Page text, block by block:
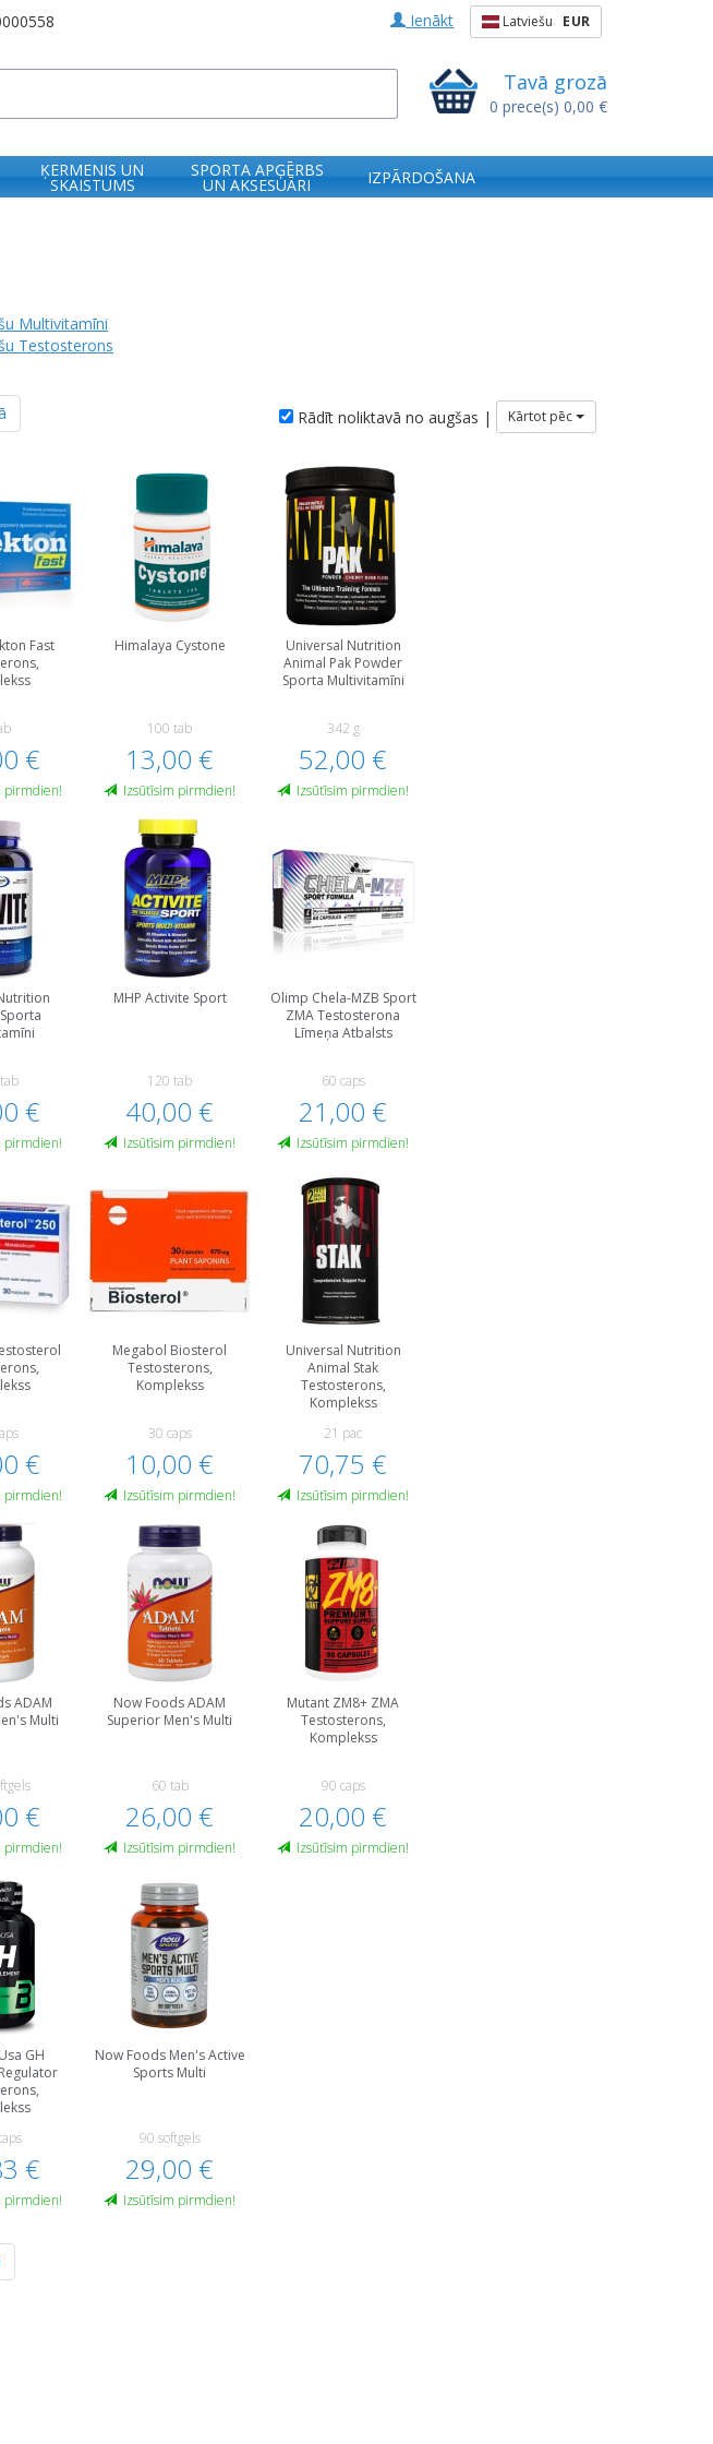
Ienākt Latviešu EUR
Tavā grozā
0 prece(s) 0,00 €
ĶERMENIS UN
SKAISTUMS
SPORTA APĢĒRBS
UN AKSESUĀRI
IZPĀRDOŠANA
Multivitamīni
Testosterons
Rādīt noliktavā no augšas | Kārtot pēc
Fast
€
pirmdien!
Himalaya Cystone
100 tab
13,00 €
Izsūtīsim pirmdien!
Universal Nutrition
Animal Pak Powder
Sporta Multivitamīni
342 g
52,00 €
Izsūtīsim pirmdien!
€
pirmdien!
MHP Activite Sport
120 tab
40,00 €
Izsūtīsim pirmdien!
Olimp Chela-MZB Sport
ZMA Testosterona
Līmeņa Atbalsts
60 caps
21,00 €
Izsūtīsim pirmdien!
€
pirmdien!
Megabol Biosterol
Testosterons,
Komplekss
30 caps
10,00 €
Izsūtīsim pirmdien!
Universal Nutrition
Animal Stak
Testosterons,
Komplekss
21 pac
70,75 €
Izsūtīsim pirmdien!
ADAM
Multi
€
pirmdien!
Now Foods ADAM
Superior Men's Multi
60 tab
26,00 €
Izsūtīsim pirmdien!
Mutant ZM8+ ZMA
Testosterons,
Komplekss
90 caps
20,00 €
Izsūtīsim pirmdien!
GH
€
pirmdien!
Now Foods Men's Active
Sports Multi
90 softgels
29,00 €
Izsūtīsim pirmdien!